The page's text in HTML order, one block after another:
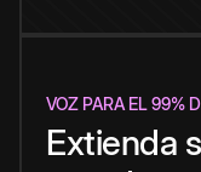
VOZ PARA EL 99%
Extienda